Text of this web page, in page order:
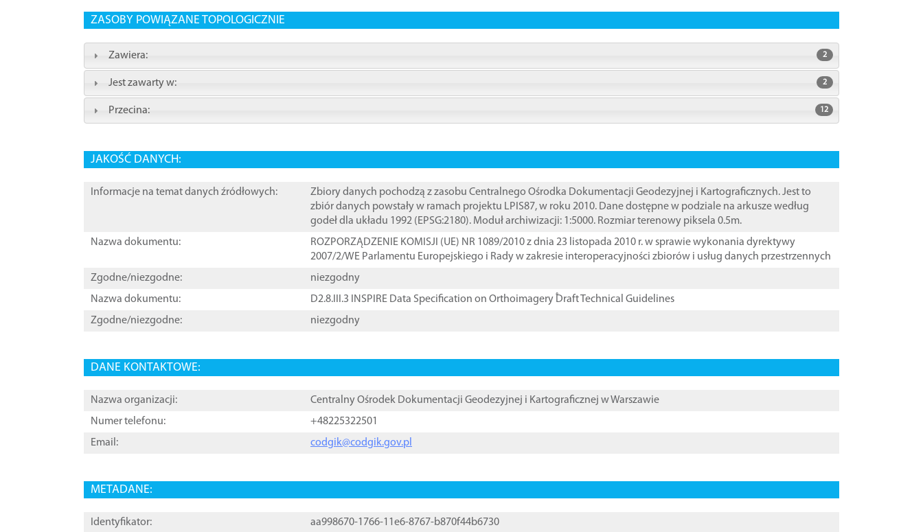
ZASOBY POWIĄZANE TOPOLOGICZNIE
Zawiera: 2
Jest zawarty w: 2
Przecina: 12
JAKOŚĆ DANYCH:
Informacje na temat danych źródłowych:
Zbiory danych pochodzą z zasobu Centralnego Ośrodka Dokumentacji Geodezyjnej i Kartograficznych. Jest to
zbiór danych powstały w ramach projektu LPIS87, w roku 2010. Dane dostępne w podziale na arkusze według
godeł dla układu 1992 (EPSG:2180). Moduł archiwizacji: 1:5000. Rozmiar terenowy piksela 0.5m.
Nazwa dokumentu:
ROZPORZĄDZENIE KOMISJI (UE) NR 1089/2010 z dnia 23 listopada 2010 r. w sprawie wykonania dyrektywy
2007/2/WE Parlamentu Europejskiego i Rady w zakresie interoperacyjności zbiorów i usług danych przestrzennych
Zgodne/niezgodne:
niezgodny
Nazwa dokumentu:
D2.8.III.3 INSPIRE Data Specification on Orthoimagery ֠Draft Technical Guidelines
Zgodne/niezgodne:
niezgodny
DANE KONTAKTOWE:
Nazwa organizacji:
Centralny Ośrodek Dokumentacji Geodezyjnej i Kartograficznej w Warszawie
Numer telefonu:
+48225322501
Email:
codgik@codgik.gov.pl
METADANE:
Identyfikator: aa998670-1766-11e6-8767-b870f44b6730